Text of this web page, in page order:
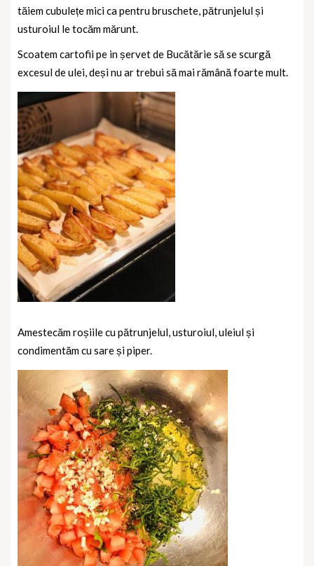
tăiem cubulețe mici ca pentru bruschete, pătrunjelul și
usturoiul le tocăm mărunt.
Scoatem cartofii pe in șervet de Bucătărie să se scurgă
excesul de ulei, deși nu ar trebui să mai rămână foarte mult.
Amestecăm roșiile cu pătrunjelul, usturoiul, uleiul și
condimentăm cu sare și piper.